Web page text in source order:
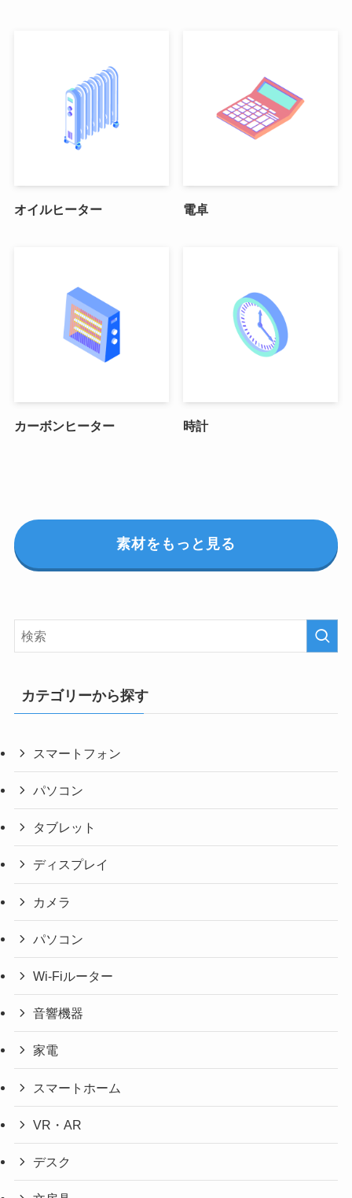
オイルヒーター 電卓
カーボンヒーター 時計
素材をもっと見る
カテゴリーから探す
スマートフォン
パソコン
タブレット
ディスプレイ
カメラ
パソコン
Wi-Fiルーター
音響機器
家電
スマートホーム
VR・AR
デスク